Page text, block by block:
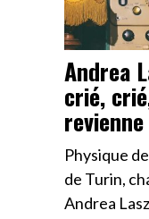
Andrea
crié,
revienne
Physique
de Turin,
Andrea